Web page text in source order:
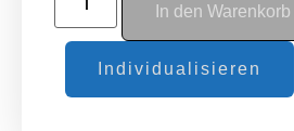
In den Warenkorb
Individualisieren